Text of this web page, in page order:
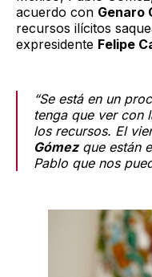
acuerdo con Genaro
recursos ilícitos
expresidente Felipe
“Se está en un
tenga que ver con
los recursos. El
Gómezque están
Pablo que nos